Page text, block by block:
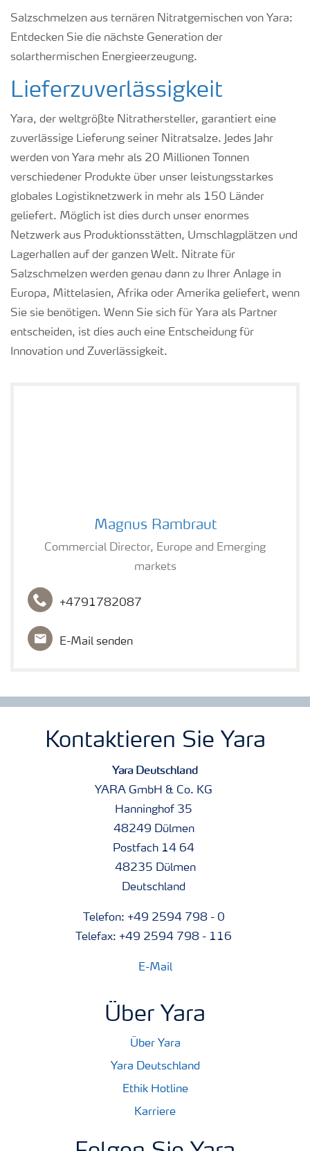
Salzschmelzen aus ternären Nitratgemischen von Yara:
Entdecken Sie die nächste Generation der
solarthermischen Energieerzeugung.
Lieferzuverlässigkeit
Yara, der weltgrößte Nitrathersteller, garantiert eine
zuverlässige Lieferung seiner Nitratsalze. Jedes Jahr
werden von Yara mehr als 20 Millionen Tonnen
verschiedener Produkte über unser leistungsstarkes
globales Logistiknetzwerk in mehr als 150 Länder
geliefert. Möglich ist dies durch unser enormes
Netzwerk aus Produktionsstätten, Umschlagplätzen und
Lagerhallen auf der ganzen Welt. Nitrate für
Salzschmelzen werden genau dann zu Ihrer Anlage in
Europa, Mittelasien, Afrika oder Amerika geliefert, wenn
Sie sie benötigen. Wenn Sie sich für Yara als Partner
entscheiden, ist dies auch eine Entscheidung für
Innovation und Zuverlässigkeit.
Magnus Rambraut
Commercial Director, Europe and Emerging
markets
+4791782087
E-Mail senden
Kontaktieren Sie Yara
Yara Deutschland
YARA GmbH & Co. KG
Hanninghof 35
48249 Dülmen
Postfach 14 64
48235 Dülmen
Deutschland
Telefon: +49 2594 798 - 0
Telefax: +49 2594 798 - 116
E-Mail
Über Yara
Über Yara
Yara Deutschland
Ethik Hotline
Karriere